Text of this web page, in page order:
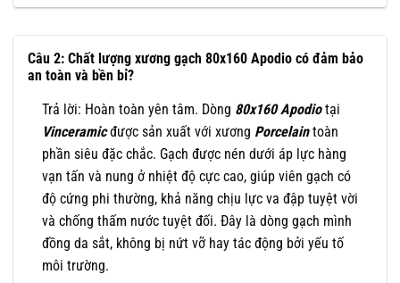
Câu 2: Chất lượng xương gạch 80x160 Apodio có đảm bảo
an toàn và bền bỉ?
Trả lời: Hoàn toàn yên tâm. Dòng 80x160 Apodiotại
Vinceramicđược sản xuất với xương Porcelaintoàn
phần siêu đặc chắc. Gạch được nén dưới áp lực hàng
vạn tấn và nung ở nhiệt độ cực cao, giúp viên gạch có
độ cứng phi thường, khả năng chịu lực va đập tuyệt vời
và chống thấm nước tuyệt đối. Đây là dòng gạch mình
đồng da sắt, không bị nứt vỡ hay tác động bởi yếu tố
môi trường.